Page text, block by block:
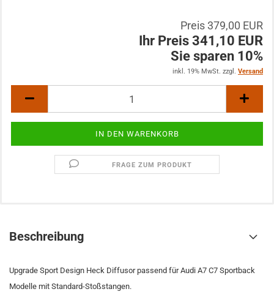
Preis 379,00 EUR
Ihr Preis 341,10 EUR
Sie sparen 10%
inkl. 19% MwSt. zzgl. Versand
FRAGE ZUM PRODUKT
Beschreibung
Upgrade Sport Design Heck Diffusor passend für Audi A7 C7 Sportback
Modelle mit Standard-Stoßstangen.